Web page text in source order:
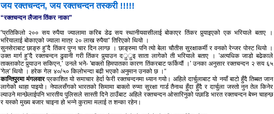
जय रक्तचन्दन, जय रक्तचन्दन तस्करी !!!!!
“रक्तचन्दन लैजान तिंकर नाका”
“प्रतिकिलो २०० सय रुपैया ज्यालामा करिब डेढ सय स्थानीयवासीलाई बोकाएर तिंकर पुर्‍याइएको एक भरियाले बताए ।
भरियालाई बोकाएको ज्याला मात्र २० लाख रुपैया“ तिरिएको थियो ।
सुनसेराबाट छाङ्रु हु“दै तिंकर पुग्न चार दिन लाग्छ । छाङ्रुमा पनि त्यो बेला चौतीस सुरक्षाकर्मी र वनको रेन्जर पोस्ट थियो ।
उक्त मार्ग हु“दै रक्तचन्दन ढुवानी गरी तिंकर पुर्‍याउन दर्ुर्ुइ साता लागेको ती भरियाले बताए । 'अत्यधिक जाडो बढेकाले
ताक्लाकोट पुर्‍याउन सकिएन,' उनले भने- 'बाक्लो हिमपातका कारण तिंकरबाट फर्कियौं ।' उनका अनुसार रक्तचन्दन २ सय ६५
'गेल' थियो । हरेक गेल ४०/५० किलोभन्दा बढी भएको अनुमान उनको छ ।“
कान्तिपुरमा मंगलवारप्रकाशित यो समाचार हेर्दा फेरी रक्तचन्दनमा ध्यान गयो। अहिले दार्चुलाबाट यो नयाँ बाटो हुँदै तिब्बत जान
लागेको थाहा पाइयो। नेपालसँगको भारतको सिमामा बाक्लो रुप्मा सुरक्षा गार्ड तैनाथ हुँदा हुँदै र दार्चुला जस्तो नुन तेल किनेर
ल्याउने मान्छेलाईपनि भारतीय पुलिसले सास्ती दिने ठाउँबाट अहिले रक्तचन्दन ओसारिनुको पछाडि भारत रक्तचन्दन बेच्न चाहन्छ
र यस्को मुख्य बजार चाइना हो भन्ने कुरामा मलाई त शन्का रहेन।